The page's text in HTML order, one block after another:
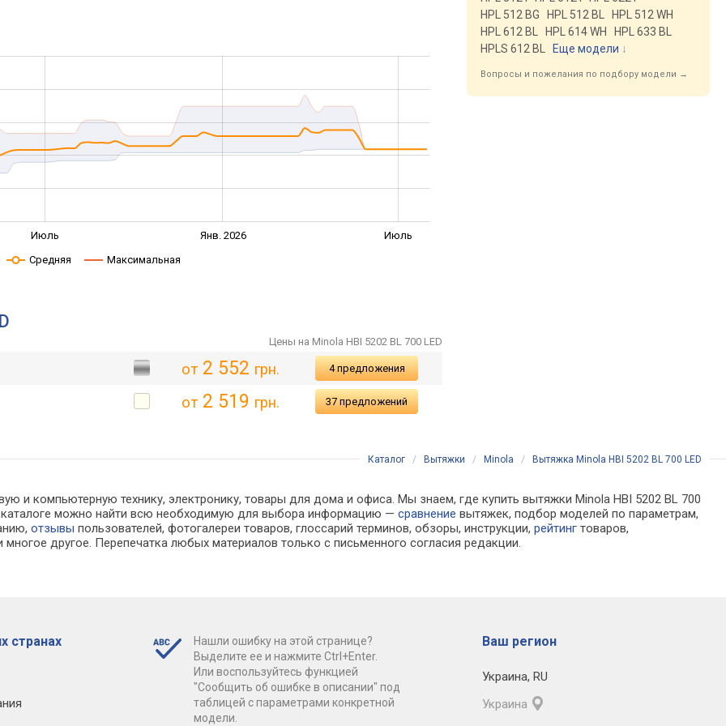
Июль Янв. 2026 Июль
Средняя Максимальная
Цены на Minola HBI 5202 BL 700 LED
от2 552 грн. 4 предложения
от2 519 грн. 37 предложений
HPL 512 BG
HPL 512 BL
HPL 512 WH
HPL 612 BL
HPL 614 WH
HPL 633 BL
HPLS 612 BL
Еще модели ↓
Вопросы и пожелания по подбору модели →
Каталог / Вытяжки / Minola / Вытяжка Minola HBI 5202 BL 700 LED
и компьютерную технику, электронику, товары для дома и офиса. Мы знаем, где купить вытяжки Minola HBI 5202 BL 700
каталоге можно найти всю необходимую для выбора информацию —сравнение вытяжек, подбор моделей по параметрам,
отзывы пользователей, фотогалереи товаров, глоссарий терминов, обзоры, инструкции,рейтинг товаров,
многое другое. Перепечатка любых материалов только с письменного согласия редакции.
странах
Нашли ошибку на этой странице?
Выделите ее и нажмите Ctrl+Enter.
Или воспользуйтесь функцией
"Сообщить об ошибке в описании" под
таблицей с параметрами конкретной
модели.
Ваш регион
Украина, RU
Украина